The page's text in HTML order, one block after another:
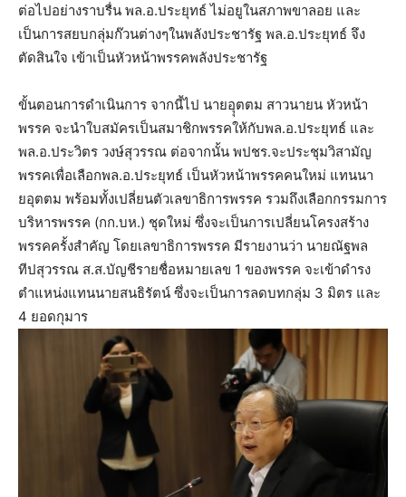
ต่อไปอย่างราบรื่น พล.อ.ประยุทธ์ ไม่อยูในสภาพขาลอย และ
เป็นการสยบกลุ่มก๊วนต่างๆในพลังประชารัฐ พล.อ.ประยุทธ์ จึง
ตัดสินใจ เข้าเป็นหัวหน้าพรรคพลังประชารัฐ
ขั้นตอนการดำเนินการ จากนี้ไป นายอุุตตม สาวนายน หัวหน้า
พรรค จะนำใบสมัครเป็นสมาชิกพรรคให้กับพล.อ.ประยุทธ์ และ
พล.อ.ประวิตร วงษ์สุวรรณ ต่อจากนั้น พปชร.จะประชุมวิสามัญ
พรรคเพื่อเลือกพล.อ.ประยุทธ์ เป็นหัวหน้าพรรคคนใหม่ แทนนา
ยอุตตม พร้อมทั้งเปลี่ยนตัวเลขาธิการพรรค รวมถึงเลือกกรรมการ
บริหารพรรค (กก.บห.) ชุดใหม่ ซึ่งจะเป็นการเปลี่ยนโครงสร้าง
พรรคครั้งสำคัญ โดยเลขาธิการพรรค มีรายงานว่า นายณัฐพล
ทีปสุวรรณ ส.ส.บัญชีรายชื่อหมายเลข 1 ของพรรค จะเข้าดำรง
ตำแหน่งแทนนายสนธิรัตน์ ซึ่งจะเป็นการลดบทกลุ่ม 3 มิตร และ
4 ยอดกุมาร